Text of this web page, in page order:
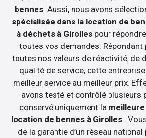
bennes. Aussi, nous avons
spécialisée dans la location de
à déchets à Girolles pour
toutes vos demandes. Répondant
toutes nos valeurs de réactivité, de
qualité de service, cette
meilleur service au meilleur prix.
avons testé et contrôlé plusieurs
conservé uniquement la
location de bennes à Girolles .
de la garantie d’un réseau